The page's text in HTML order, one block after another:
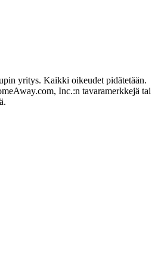
yritys. Kaikki oikeudet pidätetään.
Inc.:n tavaramerkkejä tai